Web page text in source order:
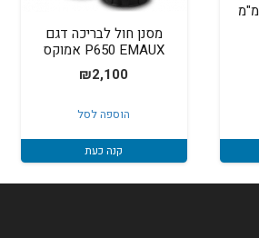
צינור אפור גמיש 25 מ"מ
מסנן חול לבריכה דגם
P650 EMAUX אמוקס
₪2,100
הוספה לסל
קנה כעת